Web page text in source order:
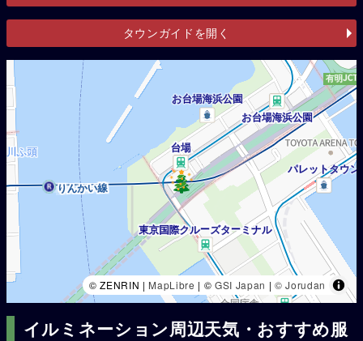
タウンガイドを開く
© ZENRIN | MapLibre | © GSI Japan | © Jorudan
イルミネーション周辺天気・おすすめ服